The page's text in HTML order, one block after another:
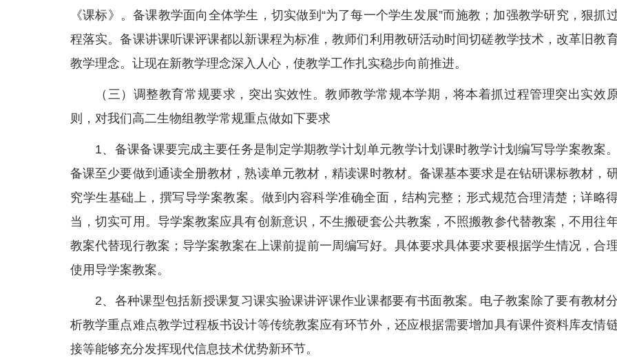
《课标》。备课教学面向全体学生，切实做到“为了每一个学生发展”而施教；加强教学研究，狠抓
程落实。备课讲课听课评课都以新课程为标准，教师们利用教研活动时间切磋教学技术，改革旧教
教学理念。让现在新教学理念深入人心，使教学工作扎实稳步向前推进。
（三）调整教育常规要求，突出实效性。教师教学常规本学期，将本着抓过程管理突出实效
则，对我们高二生物组教学常规重点做如下要求
1、备课备课要完成主要任务是制定学期教学计划单元教学计划课时教学计划编写导学案教案。
备课至少要做到通读全册教材，熟读单元教材，精读课时教材。备课基本要求是在钻研课标教材，
究学生基础上，撰写导学案教案。做到内容科学准确全面，结构完整；形式规范合理清楚；详略
当，切实可用。导学案教案应具有创新意识，不生搬硬套公共教案，不照搬教参代替教案，不用往
教案代替现行教案；导学案教案在上课前提前一周编写好。具体要求具体要求要根据学生情况，合
使用导学案教案。
2、各种课型包括新授课复习课实验课讲评课作业课都要有书面教案。电子教案除了要有教材分
析教学重点难点教学过程板书设计等传统教案应有环节外，还应根据需要增加具有课件资料库友情
接等能够充分发挥现代信息技术优势新环节。